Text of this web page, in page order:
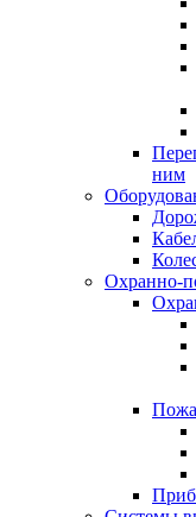
ним
Охранно-